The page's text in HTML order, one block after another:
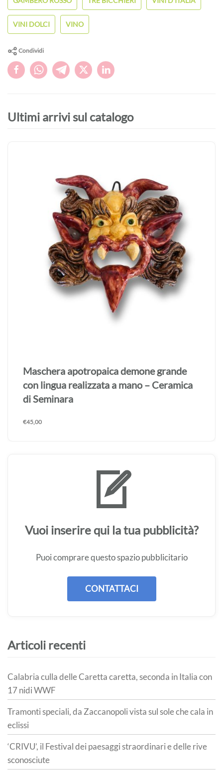
VINI DOLCI VINO
Condividi
Ultimi arrivi sul catalogo
Maschera apotropaica demone grande
con lingua realizzata a mano – Ceramica
di Seminara
€45,00
Vuoi inserire qui la tua pubblicità?
Puoi comprare questo spazio pubblicitario
CONTATTACI
Articoli recenti
Calabria culla delle Caretta caretta, seconda in Italia con
17 nidi WWF
Tramonti speciali, da Zaccanopoli vista sul sole che cala in
eclissi
‘CRIVU’, il Festival dei paesaggi straordinari e delle rive
sconosciute